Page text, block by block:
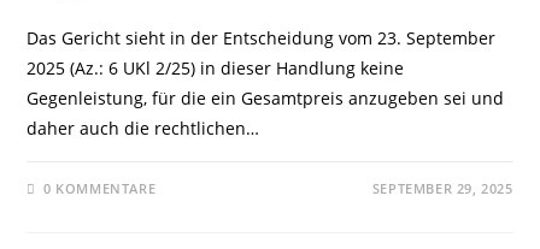
Das Gericht sieht in der Entscheidung vom 23. September
2025 (Az.: 6 UKl 2/25) in dieser Handlung keine
Gegenleistung, für die ein Gesamtpreis anzugeben sei und
daher auch die rechtlichen…
0 KOMMENTARE SEPTEMBER 29, 2025